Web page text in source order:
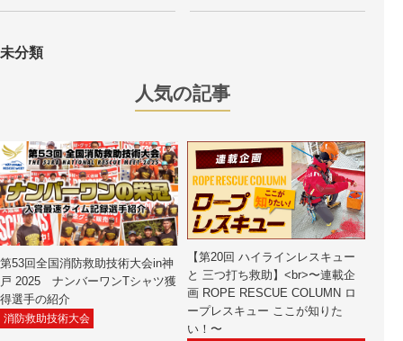
未分類
人気の記事
第53回全国消防救助技術大会in神
戸 2025 ナンバーワンTシャツ獲
得選手の紹介
消防救助技術大会
【第20回 ハイラインレスキュー
と 三つ打ち救助】<br>〜連載企
画 ROPE RESCUE COLUMN ロ
ープレスキュー ここが知りた
い！〜